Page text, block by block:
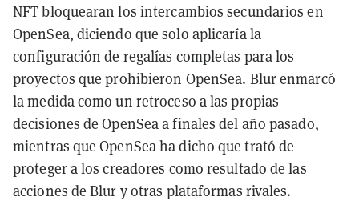
NFT bloquearan los intercambios secundarios en
OpenSea, diciendo que solo aplicaría la
configuración de regalías completas para los
proyectos que prohibieron OpenSea. Blur enmarcó
la medida como un retroceso a las propias
decisiones de OpenSea a finales del año pasado,
mientras que OpenSea ha dicho que trató de
proteger a los creadores como resultado de las
acciones de Blur y otras plataformas rivales.